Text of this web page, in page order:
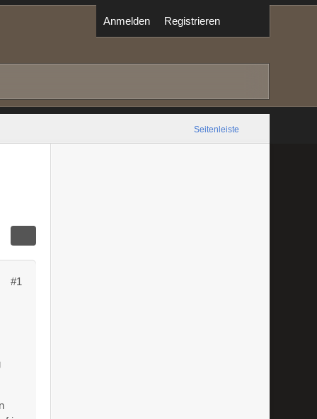
Anmelden Registrieren
Seitenleiste
#1